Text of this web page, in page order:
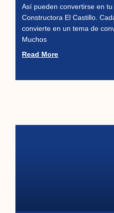
Así pueden convertirse en
Constructora El Castillo.
convierte en un tema de
Muchos
Read More